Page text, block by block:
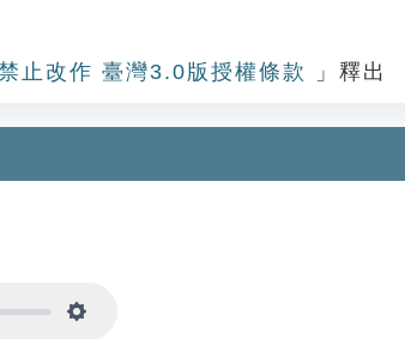
止改作 臺灣3.0版授權條款 」釋出